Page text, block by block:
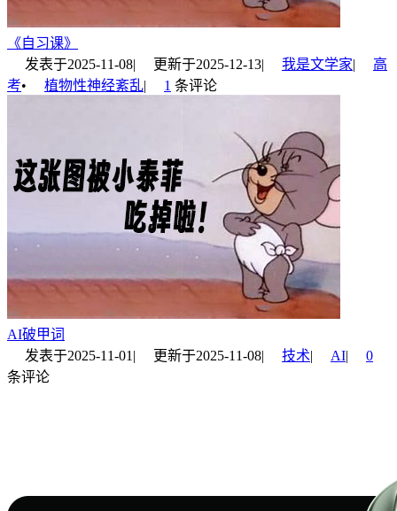
《自习课》
发表于2025-11-08| 更新于2025-12-13| 我是文学家|
高
考• 植物性神经紊乱| 1 条评论
AI破甲词
发表于2025-11-01| 更新于2025-11-08| 技术| AI|
0
条评论